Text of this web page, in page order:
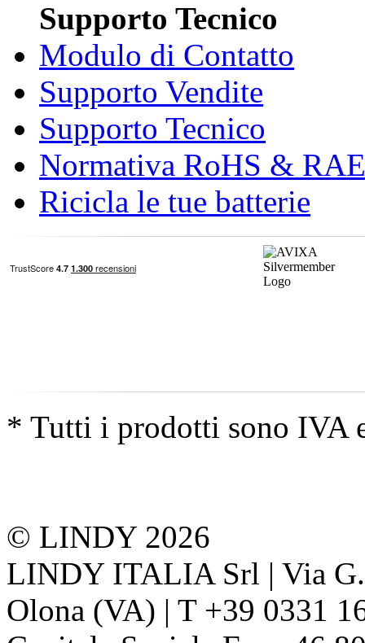
Supporto Tecnico
Modulo di Contatto
Supporto Vendite
Supporto Tecnico
Normativa RoHS &
Ricicla le tue batterie
* Tutti i prodotti sono IVA
© LINDY 2026
LINDY ITALIA Srl | Via
Olona (VA) | T +39 0331